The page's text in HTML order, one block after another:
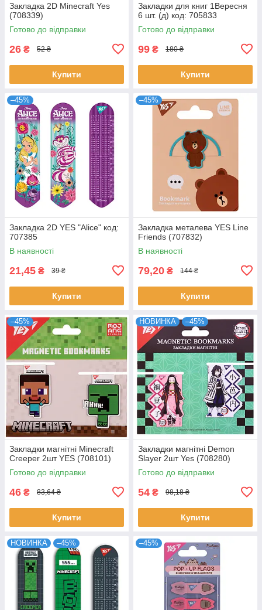
Закладка 2D Minecraft Yes
(708339)
Готово до відправки
26 ₴ 52 ₴
Купити
Закладки для книг 1Вересня
6 шт. (д) код: 705833
Готово до відправки
99 ₴ 180 ₴
Купити
–45%
Закладка 2D YES "Alice" код:
707385
В наявності
21,45 ₴ 39 ₴
Купити
–45%
Закладка металева YES Line
Friends (707832)
В наявності
79,20 ₴ 144 ₴
Купити
–45%
Закладки магнітні Minecraft
Creeper 2шт YES (708101)
Готово до відправки
46 ₴ 83,64 ₴
Купити
НОВИНКА –45%
Закладки магнітні Demon
Slayer 2шт Yes (708280)
Готово до відправки
54 ₴ 98,18 ₴
Купити
НОВИНКА –45% –45%